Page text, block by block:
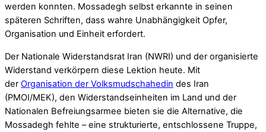
werden konnten. Mossadegh selbst erkannte in seinen
späteren Schriften, dass wahre Unabhängigkeit Opfer,
Organisation und Einheit erfordert.
Der Nationale Widerstandsrat Iran (NWRI) und der organisierte
Widerstand verkörpern diese Lektion heute. Mit
der Organisation der Volksmudschahedin des Iran
(PMOI/MEK), den Widerstandseinheiten im Land und der
Nationalen Befreiungsarmee bieten sie die Alternative, die
Mossadegh fehlte – eine strukturierte, entschlossene Truppe,